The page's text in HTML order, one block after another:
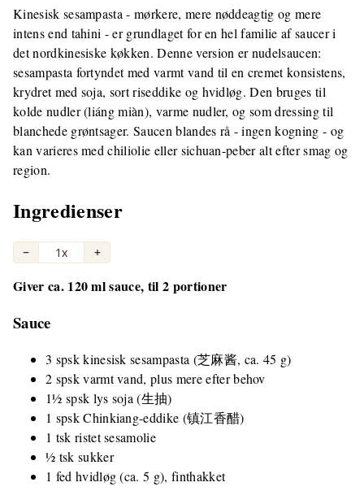
Kinesisk sesampasta - mørkere, mere nøddeagtig og mere
intens end tahini - er grundlaget for en hel familie af saucer i
det nordkinesiske køkken. Denne version er nudelsaucen:
sesampasta fortyndet med varmt vand til en cremet konsistens,
krydret med soja, sort riseddike og hvidløg. Den bruges til
kolde nudler (liáng miàn), varme nudler, og som dressing til
blanchede grøntsager. Saucen blandes rå - ingen kogning - og
kan varieres med chiliolie eller sichuan-peber alt efter smag og
region.
Ingredienser
− 1x +
Giver ca. 120 ml sauce, til 2 portioner
Sauce
3 spsk kinesisk sesampasta (芝麻酱, ca. 45 g)
2 spsk varmt vand, plus mere efter behov
1½ spsk lys soja (生抽)
1 spsk Chinkiang-eddike (镇江香醋)
1 tsk ristet sesamolie
½ tsk sukker
1 fed hvidløg (ca. 5 g), finthakket